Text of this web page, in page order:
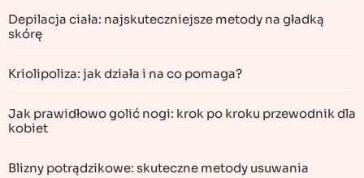
Depilacja ciała: najskuteczniejsze metody na gładką
skórę
Kriolipoliza: jak działa i na co pomaga?
Jak prawidłowo golić nogi: krok po kroku przewodnik dla
kobiet
Blizny potrądzikowe: skuteczne metody usuwania